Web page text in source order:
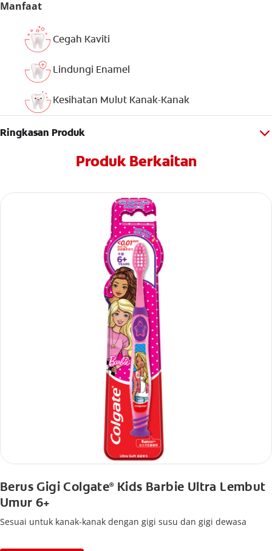
Manfaat
Cegah Kaviti
Lindungi Enamel
Kesihatan Mulut Kanak-Kanak
Ringkasan Produk
Produk Berkaitan
Berus Gigi Colgate®Kids Barbie Ultra Lembut
Umur 6+
Sesuai untuk kanak-kanak dengan gigi susu dan gigi dewasa